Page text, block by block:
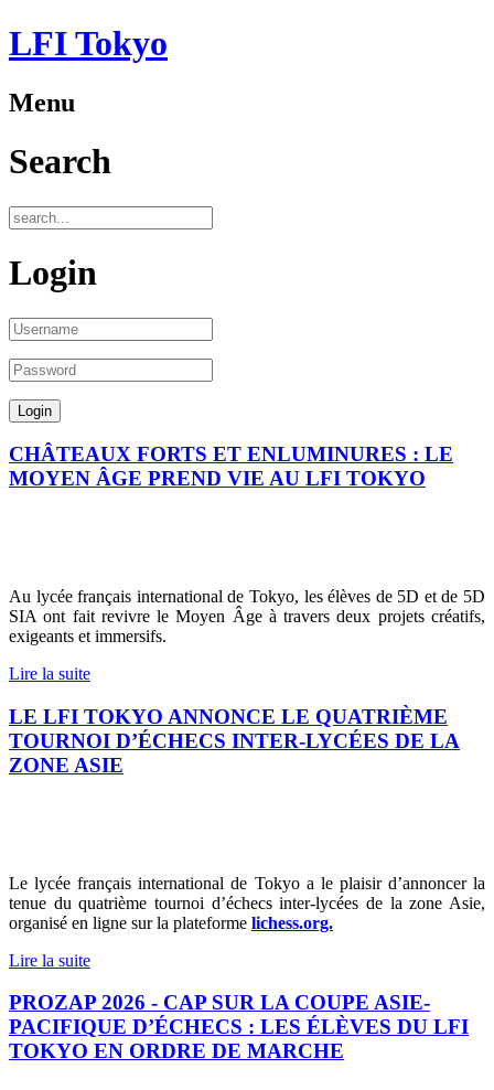
LFI Tokyo
Menu
Search
Login
CHÂTEAUX FORTS ET ENLUMINURES : LE
MOYEN ÂGE PREND VIE AU LFI TOKYO
Au lycée français international de Tokyo, les élèves de 5D et de 5D
SIA ont fait revivre le Moyen Âge à travers deux projets créatifs,
exigeants et immersifs.
Lire la suite
LE LFI TOKYO ANNONCE LE QUATRIÈME
TOURNOI D’ÉCHECS INTER-LYCÉES DE LA
ZONE ASIE
Le lycée français international de Tokyo a le plaisir d’annoncer la
tenue du quatrième tournoi d’échecs inter-lycées de la zone Asie,
organisé en ligne sur la plateforme lichess.org.
Lire la suite
PROZAP 2026 - CAP SUR LA COUPE ASIE-
PACIFIQUE D’ÉCHECS : LES ÉLÈVES DU LFI
TOKYO EN ORDRE DE MARCHE